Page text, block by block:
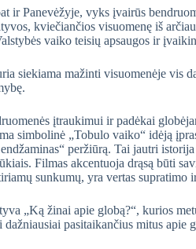
ir Panevėžyje, vyks įvairūs
kviečiančios visuomenę iš
vaiko teisių apsaugos ir
siekiama mažinti visuomenėje vis
įtraukimui ir padėkai
simbolinė „Tobulo vaiko“ idėją
peržiūrą. Tai jautri
Filmas akcentuoja drąsą būti
sunkumų, yra vertas supratimo
„Ką žinai apie globą?“, kurios
pasitaikančius mitus apie